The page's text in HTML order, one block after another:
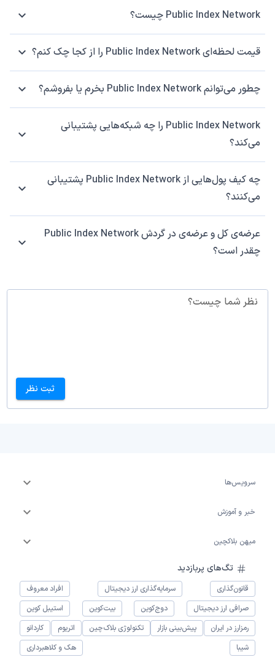
Public Index Network چیست؟
قیمت لحظه‌ای Public Index Network را از کجا چک کنم؟
چطور می‌توانم Public Index Network بخرم یا بفروشم؟
Public Index Network را چه شبکه‌هایی پشتیبانی
می‌کند؟
چه کیف پول‌هایی از Public Index Network پشتیبانی
می‌کنند؟
عرضه‌ی کل و عرضه‌ی در گردش Public Index Network
چقدر است؟
نظر شما چیست؟
ثبت نظر
سرویس‌ها
خبر و آموزش
میهن بلاکچین
تگ‌های پربازدید
قانون‌گذاری سرمایه‌گذاری ارز دیجیتال
افراد معروف
صرافی ارز دیجیتال
دوج‌کوین بیت‌کوین
استیبل کوین
رمزارز در ایران
پیش‌بینی بازار تکنولوژی بلاک‌چین اتریوم
کاردانو
شیبا
هک و کلاهبرداری